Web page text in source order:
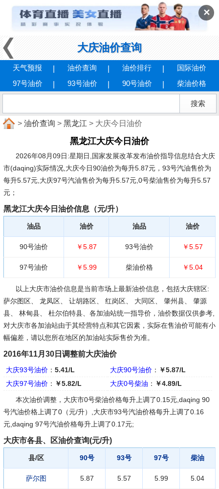
✕
大庆油价查询
天气预报 油价查询 油价排行
国际油价
97号油价
93号油价 90号油价 柴油价格
> 油价查询 > 黑龙江 > 大庆今日油价
黑龙江大庆今日油价
2026年08月09日:星期日 ,国家发展改革发布油价指导信息结合大庆
市(daqing)实际情况,大庆今日90油价为每升5.87元，93号汽油售价为
每升5.57元,大庆97号汽油售价为每升5.57元,0号柴油售价为每升5.57
元；
黑龙江大庆今日油价信息（元/升）
油品 油价 油品 油价
90号油价 ￥5.87 93号油价 ￥5.57
97号油价 ￥5.99 柴油价格 ￥5.04
以上大庆市油价信息是当前市场上最新油价信息，包括大庆辖区:
萨尔图区、 龙凤区、 让胡路区、 红岗区、 大同区、 肇州县、 肇源
县、 林甸县、 杜尔伯特县、各加油站统一指导价，油价数据仅供参考,
对大庆市各加油站由于其经营特点和其它因素，实际在售油价可能有小
幅偏差，请以您所在地区的加油站实际售价为准。
2016年11月30日调整前大庆油价
大庆93号油价： 5.41/L 大庆90号油价 ： ￥5.87/L
大庆97号油价： ￥5.82/L 大庆0号柴油 ： ￥4.89/L
本次油价调整，大庆市0号柴油价格每升上调了0.15元,daqing 90
号汽油价格上调了0（元/升）,大庆市93号汽油价格每升上调了0.16
元,daqing 97号汽油价格每升上调了0.17元;
大庆市各县、区油价查询(元/升)
县/区 90号 93号 97号 柴油
萨尔图 5.87 5.57 5.99 5.04